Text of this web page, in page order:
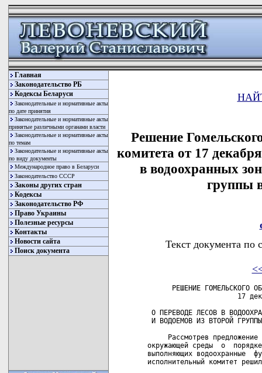
Главная
Законодательство РБ
Кодексы Беларуси
Законодательные и нормативные акты
по дате принятия
Законодательные и нормативные акты
принятые различными органами власти
Законодательные и нормативные акты
по темам
Законодательные и нормативные акты
по виду документы
Международное право в Беларуси
Законодательство СССР
Законы других стран
Кодексы
Законодательство РФ
Право Украины
Полезные ресурсы
Контакты
Новости сайта
Поиск документа
Решение
комитета от 17
в водоохранных
группы
Текст документа по
РЕШЕНИЕ ГОМЕЛЬСКОГО
17
О ПЕРЕВОДЕ ЛЕСОВ В
И ВОДОЕМОВ ИЗ ВТОРОЙ
Рассмотрев предложение
окружающей среды  о
выполняющих водоохранные
исполнительный комитет